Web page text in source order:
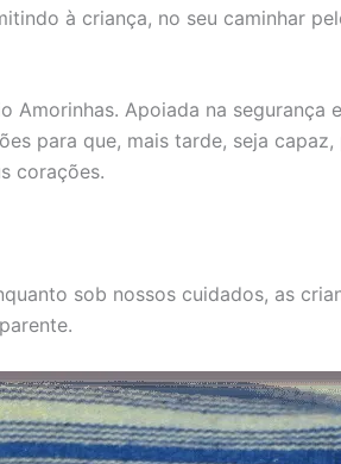
à criança, no seu caminhar
Apoiada na
para que, mais tarde, seja
corações.
sob nossos cuidados, as